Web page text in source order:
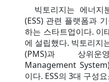
빅토리지는 에너지
(ESS) 관련 플랫폼과
하는 스타트업이다. 이
에 설립했다. 빅토리지
(PMS)과 상위운
Management
이다. ESS의 3대 구성